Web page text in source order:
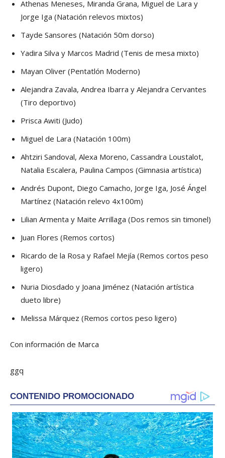
Athenas Meneses, Miranda Grana, Miguel de Lara y
Jorge Iga (Natación relevos mixtos)
Tayde Sansores (Natación 50m dorso)
Yadira Silva y Marcos Madrid (Tenis de mesa mixto)
Mayan Oliver (Pentatlón Moderno)
Alejandra Zavala, Andrea Ibarra y Alejandra Cervantes
(Tiro deportivo)
Prisca Awiti (Judo)
Miguel de Lara (Natación 100m)
Ahtziri Sandoval, Alexa Moreno, Cassandra Loustalot,
Natalia Escalera, Paulina Campos (Gimnasia artística)
Andrés Dupont, Diego Camacho, Jorge Iga, José Ángel
Martínez (Natación relevo 4x100m)
Lilian Armenta y Maite Arrillaga (Dos remos sin timonel)
Juan Flores (Remos cortos)
Ricardo de la Rosa y Rafael Mejía (Remos cortos peso
ligero)
Nuria Diosdado y Joana Jiménez (Natación artística
dueto libre)
Melissa Márquez (Remos cortos peso ligero)
Con información de Marca
ggq